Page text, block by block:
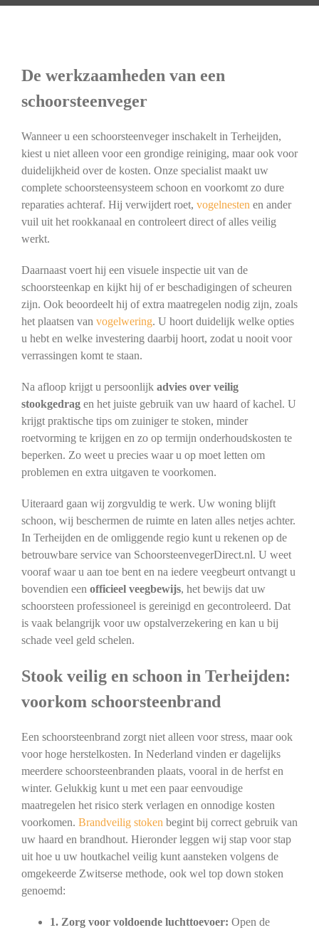
De werkzaamheden van een
schoorsteenveger
Wanneer u een schoorsteenveger inschakelt in Terheijden,
kiest u niet alleen voor een grondige reiniging, maar ook voor
duidelijkheid over de kosten. Onze specialist maakt uw
complete schoorsteensysteem schoon en voorkomt zo dure
reparaties achteraf. Hij verwijdert roet, vogelnesten en ander
vuil uit het rookkanaal en controleert direct of alles veilig
werkt.
Daarnaast voert hij een visuele inspectie uit van de
schoorsteenkap en kijkt hij of er beschadigingen of scheuren
zijn. Ook beoordeelt hij of extra maatregelen nodig zijn, zoals
het plaatsen van vogelwering. U hoort duidelijk welke opties
u hebt en welke investering daarbij hoort, zodat u nooit voor
verrassingen komt te staan.
Na afloop krijgt u persoonlijk advies over veilig
stookgedragen het juiste gebruik van uw haard of kachel. U
krijgt praktische tips om zuiniger te stoken, minder
roetvorming te krijgen en zo op termijn onderhoudskosten te
beperken. Zo weet u precies waar u op moet letten om
problemen en extra uitgaven te voorkomen.
Uiteraard gaan wij zorgvuldig te werk. Uw woning blijft
schoon, wij beschermen de ruimte en laten alles netjes achter.
In Terheijden en de omliggende regio kunt u rekenen op de
betrouwbare service van SchoorsteenvegerDirect.nl. U weet
vooraf waar u aan toe bent en na iedere veegbeurt ontvangt u
bovendien een officieel veegbewijs, het bewijs dat uw
schoorsteen professioneel is gereinigd en gecontroleerd. Dat
is vaak belangrijk voor uw opstalverzekering en kan u bij
schade veel geld schelen.
Stook veilig en schoon in Terheijden:
voorkom schoorsteenbrand
Een schoorsteenbrand zorgt niet alleen voor stress, maar ook
voor hoge herstelkosten. In Nederland vinden er dagelijks
meerdere schoorsteenbranden plaats, vooral in de herfst en
winter. Gelukkig kunt u met een paar eenvoudige
maatregelen het risico sterk verlagen en onnodige kosten
voorkomen. Brandveilig stoken begint bij correct gebruik van
uw haard en brandhout. Hieronder leggen wij stap voor stap
uit hoe u uw houtkachel veilig kunt aansteken volgens de
omgekeerde Zwitserse methode, ook wel top down stoken
genoemd:
1. Zorg voor voldoende luchttoevoer: Open de